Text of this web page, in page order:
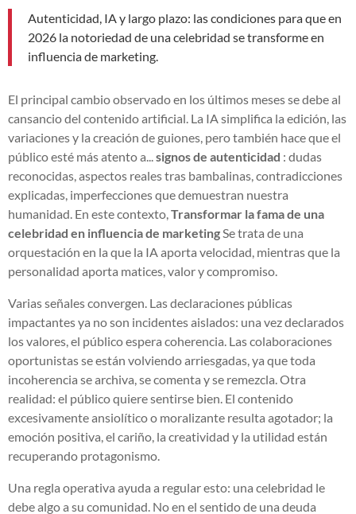
Autenticidad, IA y largo plazo: las condiciones para que en
2026 la notoriedad de una celebridad se transforme en
influencia de marketing.
El principal cambio observado en los últimos meses se debe al
cansancio del contenido artificial. La IA simplifica la edición, las
variaciones y la creación de guiones, pero también hace que el
público esté más atento a... signos de autenticidad : dudas
reconocidas, aspectos reales tras bambalinas, contradicciones
explicadas, imperfecciones que demuestran nuestra
humanidad. En este contexto, Transformar la fama de una
celebridad en influencia de marketing Se trata de una
orquestación en la que la IA aporta velocidad, mientras que la
personalidad aporta matices, valor y compromiso.
Varias señales convergen. Las declaraciones públicas
impactantes ya no son incidentes aislados: una vez declarados
los valores, el público espera coherencia. Las colaboraciones
oportunistas se están volviendo arriesgadas, ya que toda
incoherencia se archiva, se comenta y se remezcla. Otra
realidad: el público quiere sentirse bien. El contenido
excesivamente ansiolítico o moralizante resulta agotador; la
emoción positiva, el cariño, la creatividad y la utilidad están
recuperando protagonismo.
Una regla operativa ayuda a regular esto: una celebridad le
debe algo a su comunidad. No en el sentido de una deuda